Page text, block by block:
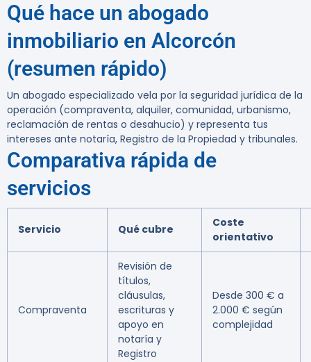
Qué hace un abogado
inmobiliario en Alcorcón
(resumen rápido)
Un abogado especializado vela por la seguridad jurídica de la
operación (compraventa, alquiler, comunidad, urbanismo,
reclamación de rentas o desahucio) y representa tus
intereses ante notaría, Registro de la Propiedad y tribunales.
Comparativa rápida de
servicios
Servicio Qué cubre
Coste
orientativo
Compraventa
Revisión de
títulos,
cláusulas,
escrituras y
apoyo en
notaría y
Registro
Desde 300 € a
2.000 € según
complejidad